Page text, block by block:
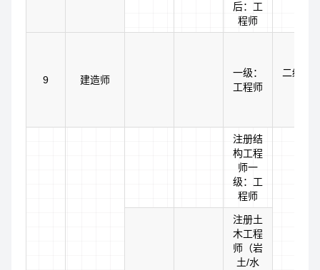
后：工
程师
9 建造师
一级：
工程师
二级：
注册结
构工程
师一
级：工
程师
注册土
木工程
师（岩
土/水